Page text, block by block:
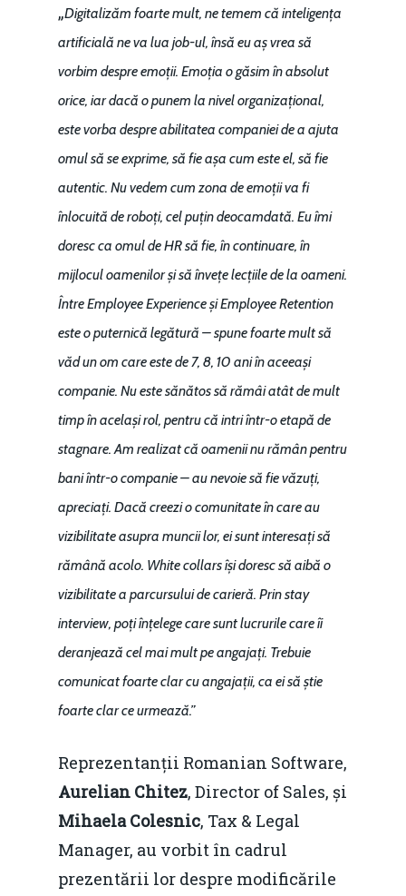
„Digitalizăm foarte mult, ne temem că inteligența
artificială ne va lua job-ul, însă eu aș vrea să
vorbim despre emoții. Emoția o găsim în absolut
orice, iar dacă o punem la nivel organizațional,
este vorba despre abilitatea companiei de a ajuta
omul să se exprime, să fie așa cum este el, să fie
autentic. Nu vedem cum zona de emoții va fi
înlocuită de roboți, cel puțin deocamdată. Eu îmi
doresc ca omul de HR să fie, în continuare, în
mijlocul oamenilor și să învețe lecțiile de la oameni.
Între Employee Experience și Employee Retention
este o puternică legătură – spune foarte mult să
văd un om care este de 7, 8, 10 ani în aceeași
companie. Nu este sănătos să rămâi atât de mult
timp în același rol, pentru că intri într-o etapă de
stagnare. Am realizat că oamenii nu rămân pentru
bani într-o companie – au nevoie să fie văzuți,
apreciați. Dacă creezi o comunitate în care au
vizibilitate asupra muncii lor, ei sunt interesați să
rămână acolo. White collars își doresc să aibă o
vizibilitate a parcursului de carieră. Prin stay
interview, poți înțelege care sunt lucrurile care îi
deranjează cel mai mult pe angajați. Trebuie
comunicat foarte clar cu angajații, ca ei să știe
foarte clar ce urmează.”
Reprezentanții Romanian Software,
Aurelian Chitez, Director of Sales, și
Mihaela Colesnic, Tax & Legal
Manager, au vorbit în cadrul
prezentării lor despre modificările